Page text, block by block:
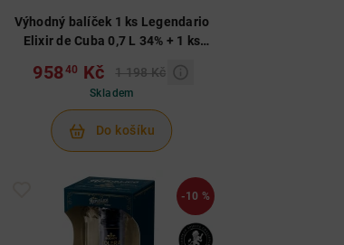
Výhodný balíček 1 ks Legendario
Elixir de Cuba 0,7 L 34% + 1 ks
95840 Kč 1 198 Kč
Skladem
Do košíku
-10 %